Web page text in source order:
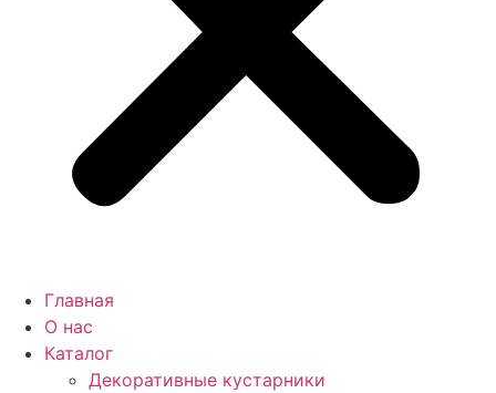
Главная
О нас
Каталог
Декоративные кустарники